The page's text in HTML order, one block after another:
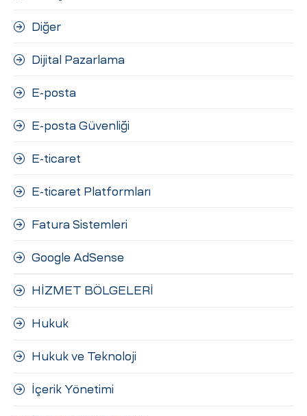
Diğer
Dijital Pazarlama
E-posta
E-posta Güvenliği
E-ticaret
E-ticaret Platformları
Fatura Sistemleri
Google AdSense
HİZMET BÖLGELERİ
Hukuk
Hukuk ve Teknoloji
İçerik Yönetimi